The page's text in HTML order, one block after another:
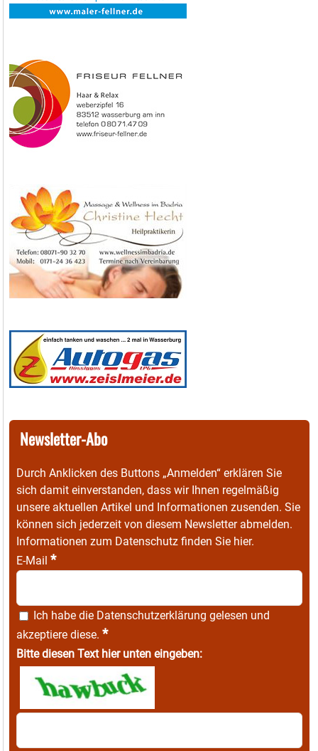
Newsletter-Abo
Durch Anklicken des Buttons „Anmelden“ erklären Sie
sich damit einverstanden, dass wir Ihnen regelmäßig
unsere aktuellen Artikel und Informationen zusenden. Sie
können sich jederzeit von diesem Newsletter abmelden.
Informationen zum Datenschutz finden Sie hier.
E-Mail *
Ich habe die Datenschutzerklärung gelesen und
akzeptiere diese. *
Bitte diesen Text hier unten eingeben: